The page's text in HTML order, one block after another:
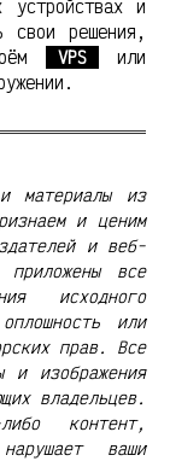
устройствах и
свои решения,
VPS
или
материалы из
и ценим
и веб-
все
исходного
или
прав. Все
и изображения
владельцев.
контент,
ваши